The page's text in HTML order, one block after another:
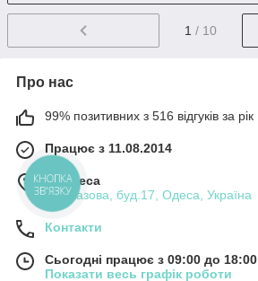
1 / 10
Про нас
99% позитивних з 516 відгуків за рік
Працює з 11.08.2014
м. Одеса
вул.Базова, буд.17, Одеса, Україна
Контакти
Сьогодні працює з 09:00 до 18:00
Показати весь графік роботи
КНОПКА
ЗВ'ЯЗКУ